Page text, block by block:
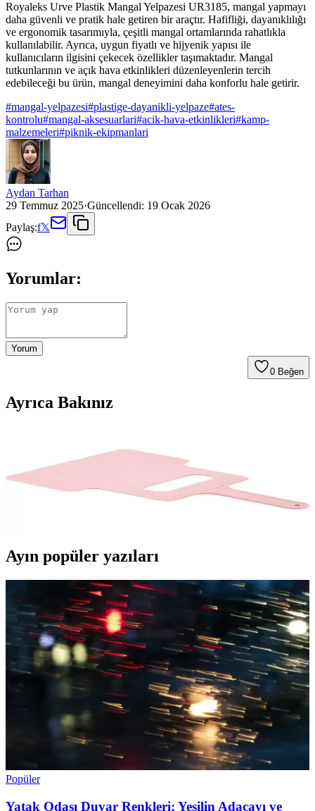
Royaleks Urve Plastik Mangal Yelpazesi UR3185, mangal yapmayı
daha güvenli ve pratik hale getiren bir araçtır. Hafifliği, dayanıklılığı
ve ergonomik tasarımıyla, çeşitli mangal ortamlarında rahatlıkla
kullanılabilir. Ayrıca, uygun fiyatlı ve hijyenik yapısı ile
kullanıcıların ilgisini çekecek özellikler taşımaktadır. Mangal
tutkunlarının ve açık hava etkinlikleri düzenleyenlerin tercih
edebileceği bu ürün, mangal deneyimini daha konforlu hale getirir.
#mangal-yelpazesi#plastige-dayanikli-yelpaze#ates-
kontrolu#mangal-aksesuarlari#acik-hava-etkinlikleri#kamp-
malzemeleri#piknik-ekipmanlari
Aydan Tarhan
29 Temmuz 2025·Güncellendi: 19 Ocak 2026
Paylaş:f𝕏
Yorumlar:
Yorum
0 Beğen
Ayrıca Bakınız
Royaleks Urve Plastik Mangal Yelpazesi UR3185 ile
Mangal Keyfini Güvenle Yaşayın
Dayanıklı plastik yapısı ve ergonomik tasarımıyla Royaleks Urve
Plastik Mangal Yelpazesi, ateş kontrolünü kolaylaştırır, hijyenik ve
Ayın popüler yazıları
Popüler
Yatak Odası Duvar Renkleri: Yeşilin Adaçayı ve